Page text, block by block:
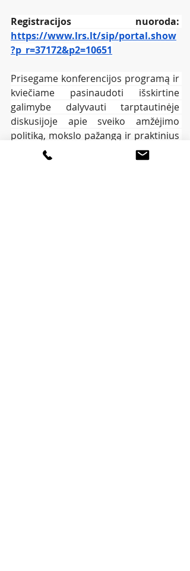
https://www.lrs.lt/sip/portal.show
?p_r=37172&p2=10651
Prisegame konferencijos programą ir
kviečiame pasinaudoti išskirtine
galimybe dalyvauti tarptautinėje
diskusijoje apie sveiko amžėjimo
politiką, mokslo pažangą ir praktinius
sprendimus, kurie gali formuoti
Lietuvos sveikatos sistemos ateitį.